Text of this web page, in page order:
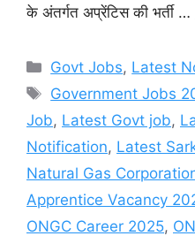
के अंतर्गत अप्रेंटिस की भर्ती …
Categories
Govt Jobs, Latest
Tags
Government Jobs
Job, Latest Govt job,
Notification, Latest
Natural Gas
Apprentice Vacancy
ONGC Career 2025,